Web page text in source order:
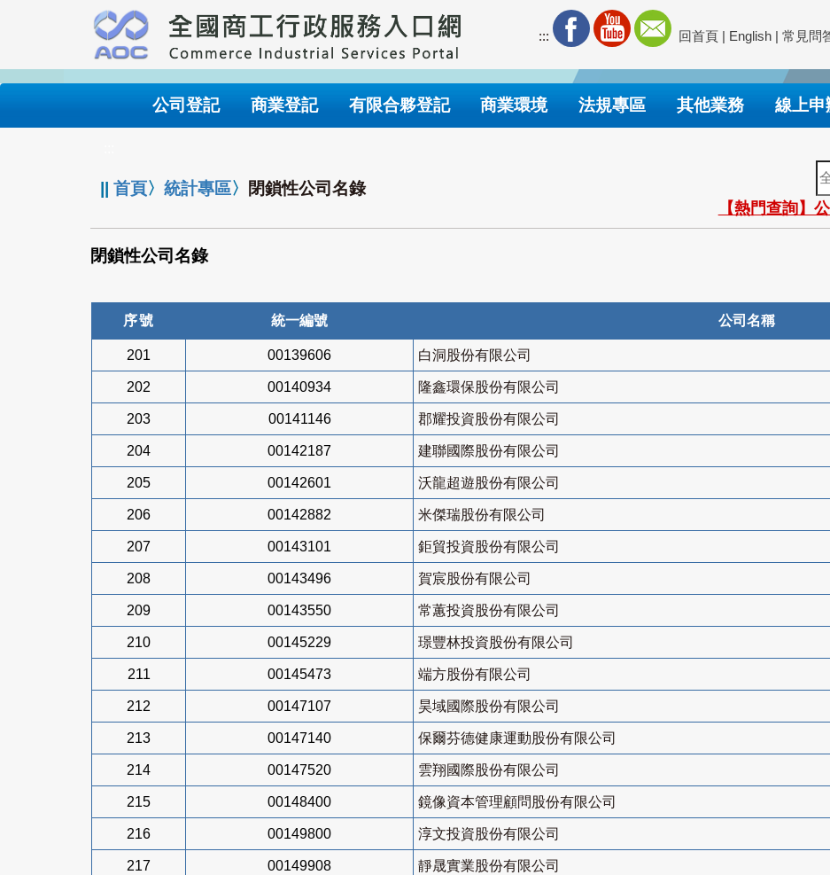
要
內
::: 回首頁 | English | 常見問
公司登記 商業登記 有限合夥登記 商業環境 法規專區 其他業務 線上申
||首頁〉統計專區〉 閉鎖性公司名錄
全
站
檢
索
【熱門查詢】
閉鎖性公司名錄
序號 統一編號 公司名稱
201 00139606 白洞股份有限公司
202 00140934 隆鑫環保股份有限公司
203 00141146 郡耀投資股份有限公司
204 00142187 建聯國際股份有限公司
205 00142601 沃龍超遊股份有限公司
206 00142882 米傑瑞股份有限公司
207 00143101 鉅貿投資股份有限公司
208 00143496 賀宸股份有限公司
209 00143550 常蕙投資股份有限公司
210 00145229 璟豐林投資股份有限公司
211 00145473 端方股份有限公司
212 00147107 昊域國際股份有限公司
213 00147140 保爾芬德健康運動股份有限公司
214 00147520 雲翔國際股份有限公司
215 00148400 鏡像資本管理顧問股份有限公司
216 00149800 淳文投資股份有限公司
217 00149908 靜晟實業股份有限公司